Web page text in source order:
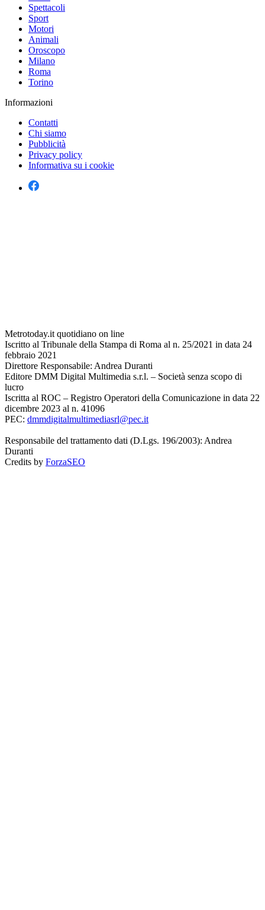
Spettacoli
Sport
Motori
Animali
Oroscopo
Milano
Roma
Torino
Informazioni
Contatti
Chi siamo
Pubblicità
Privacy policy
Informativa su i cookie
Metrotoday.it quotidiano on line
Iscritto al Tribunale della Stampa di Roma al n. 25/2021 in data 24
febbraio 2021
Direttore Responsabile: Andrea Duranti
Editore DMM Digital Multimedia s.r.l. – Società senza scopo di
lucro
Iscritta al ROC – Registro Operatori della Comunicazione in data 22
dicembre 2023 al n. 41096
PEC: dmmdigitalmultimediasrl@pec.it
Responsabile del trattamento dati (D.Lgs. 196/2003): Andrea
Duranti
Credits by ForzaSEO